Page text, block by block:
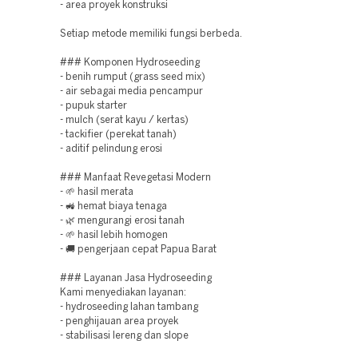
- area proyek konstruksi
Setiap metode memiliki fungsi berbeda.
### Komponen Hydroseeding
- benih rumput (grass seed mix)
- air sebagai media pencampur
- pupuk starter
- mulch (serat kayu / kertas)
- tackifier (perekat tanah)
- aditif pelindung erosi
### Manfaat Revegetasi Modern
- 🌱 hasil merata
- 🚜 hemat biaya tenaga
- 🌿 mengurangi erosi tanah
- 🌱 hasil lebih homogen
- 🚚 pengerjaan cepat Papua Barat
### Layanan Jasa Hydroseeding
Kami menyediakan layanan:
- hydroseeding lahan tambang
- penghijauan area proyek
- stabilisasi lereng dan slope